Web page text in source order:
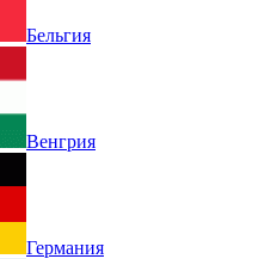
Бельгия
Венгрия
Германия